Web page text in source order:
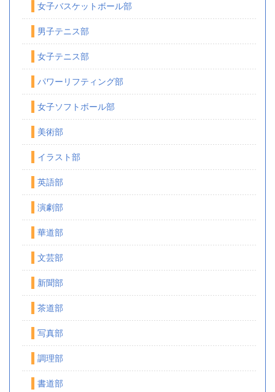
女子バスケットボール部
男子テニス部
女子テニス部
パワーリフティング部
女子ソフトボール部
美術部
イラスト部
英語部
演劇部
華道部
文芸部
新聞部
茶道部
写真部
調理部
書道部